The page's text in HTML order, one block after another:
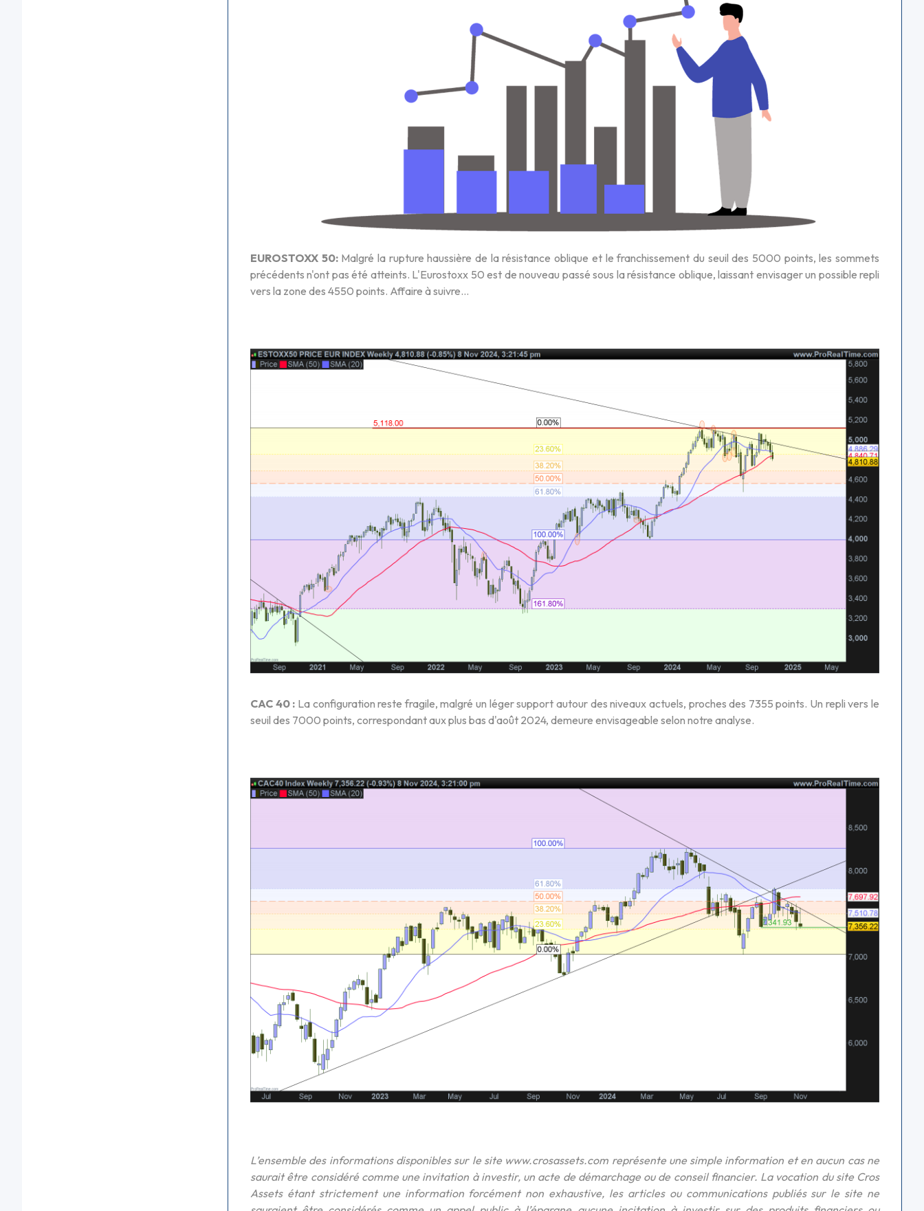
EUROSTOXX 50:Malgré la rupture haussière de la résistance oblique et le franchissement du seuil des 5000 points, les sommets
précédents n'ont pas été atteints. L'Eurostoxx 50 est de nouveau passé sous la résistance oblique, laissant envisager un possible repli
vers la zone des 4550 points. Affaire à suivre…
CAC 40 : La configuration reste fragile, malgré un léger support autour des niveaux actuels, proches des 7355 points. Un repli vers le
seuil des 7000 points, correspondant aux plus bas d'août 2024, demeure envisageable selon notre analyse.
L’ensemble des informations disponibles sur le site www.crosassets.com représente une simple information et en aucun cas ne
saurait être considéré comme une invitation à investir, un acte de démarchage ou de conseil financier. La vocation du site Cros
Assets étant strictement une information forcément non exhaustive, les articles ou communications publiés sur le site ne